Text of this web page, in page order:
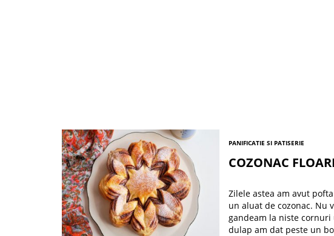
PANIFICATIE SI PATISERIE
COZONAC
Zilele astea am avut
un aluat de cozonac. Nu
gandeam la niste
dulap am dat peste un